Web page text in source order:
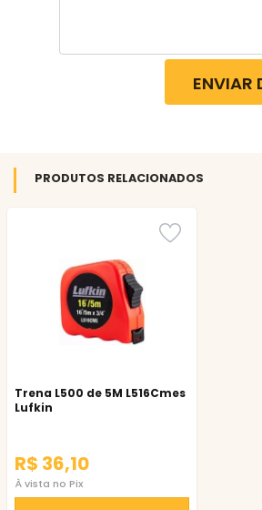
ENVIAR
PRODUTOS RELACIONADOS
Trena L500 de 5M L516Cmes
Lufkin
R$ 36,10
À vista no Pix